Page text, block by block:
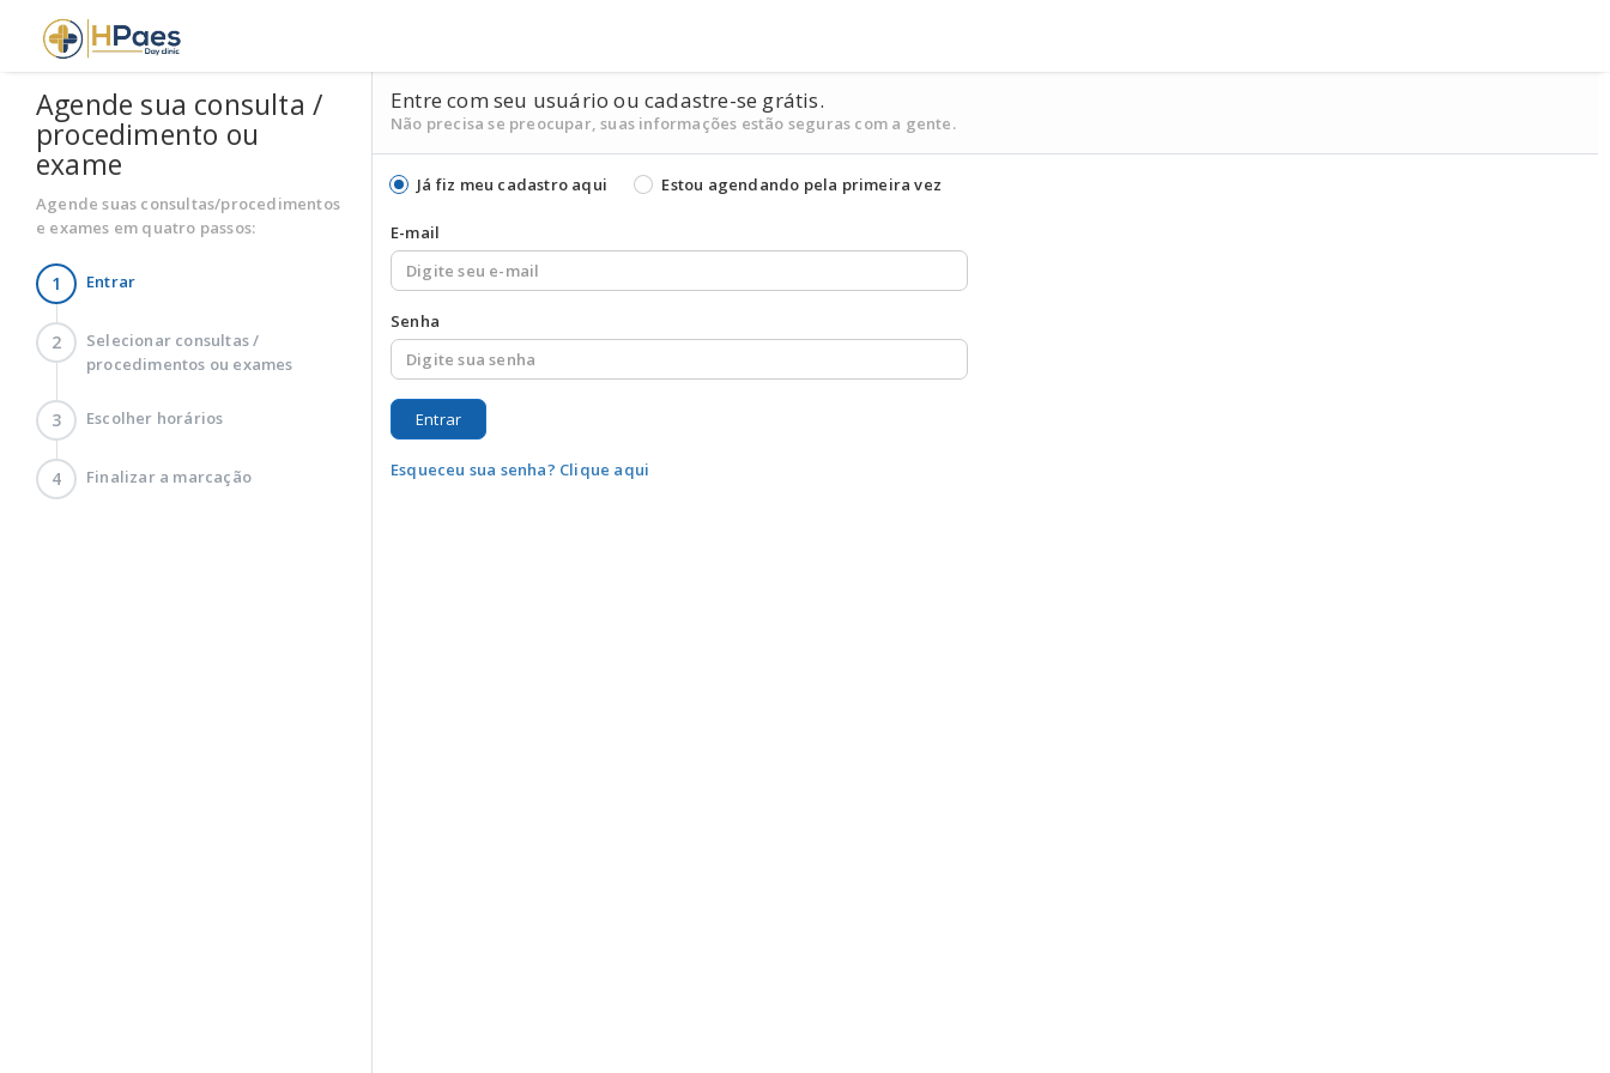
Agende sua consulta /
procedimento ou
exame
Agende suas consultas/procedimentos
e exames em quatro passos:
1 Entrar
2
Selecionar consultas /
procedimentos ou exames
3 Escolher horários
4 Finalizar a marcação
Entre com seu usuário ou cadastre-se grátis.
Não precisa se preocupar, suas informações estão seguras com a gente.
Já fiz meu cadastro aqui Estou agendando pela primeira vez
E-mail
Senha
Entrar
Esqueceu sua senha? Clique aqui